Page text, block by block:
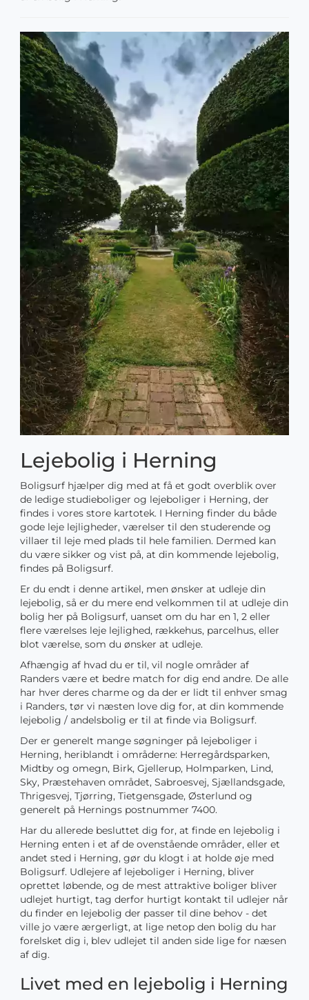
Lejebolig i Herning
Boligsurf hjælper dig med at få et godt overblik over
de ledige studieboliger og lejeboliger i Herning, der
findes i vores store kartotek. I Herning finder du både
gode leje lejligheder, værelser til den studerende og
villaer til leje med plads til hele familien. Dermed kan
du være sikker og vist på, at din kommende lejebolig,
findes på Boligsurf.
Er du endt i denne artikel, men ønsker at udleje din
lejebolig, så er du mere end velkommen til at udleje din
bolig her på Boligsurf, uanset om du har en 1, 2 eller
flere værelses leje lejlighed, rækkehus, parcelhus, eller
blot værelse, som du ønsker at udleje.
Afhængig af hvad du er til, vil nogle områder af
Randers være et bedre match for dig end andre. De alle
har hver deres charme og da der er lidt til enhver smag
i Randers, tør vi næsten love dig for, at din kommende
lejebolig / andelsbolig er til at finde via Boligsurf.
Der er generelt mange søgninger på lejeboliger i
Herning, heriblandt i områderne: Herregårdsparken,
Midtby og omegn, Birk, Gjellerup, Holmparken, Lind,
Sky, Præstehaven området, Sabroesvej, Sjællandsgade,
Thrigesvej, Tjørring, Tietgensgade, Østerlund og
generelt på Hernings postnummer 7400.
Har du allerede besluttet dig for, at finde en lejebolig i
Herning enten i et af de ovenstående områder, eller et
andet sted i Herning, gør du klogt i at holde øje med
Boligsurf. Udlejere af lejeboliger i Herning, bliver
oprettet løbende, og de mest attraktive boliger bliver
udlejet hurtigt, tag derfor hurtigt kontakt til udlejer når
du finder en lejebolig der passer til dine behov - det
ville jo være ærgerligt, at lige netop den bolig du har
forelsket dig i, blev udlejet til anden side lige for næsen
af dig.
Livet med en lejebolig i Herning